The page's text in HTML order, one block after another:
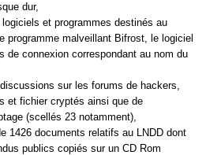
dur,
et programmes destinés au
programme malveillant Bifrost, le logiciel
de connexion correspondant au nom du
sur les forums de hackers,
et fichier cryptés ainsi que de
(scellés 23 notamment),
1426 documents relatifs au LNDD dont
publics copiés sur un CD Rom